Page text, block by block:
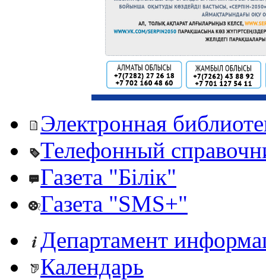
Электронная
Телефонный
Газета "Білік"
Газета "SMS+"
Департамент
Календарь